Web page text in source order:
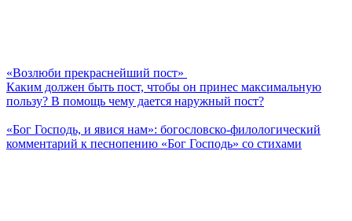
«Возлюби прекраснейший пост»
Каким должен быть пост, чтобы он принес максимальную
пользу? В помощь чему дается наружный пост?
«Бог Господь, и явися нам»: богословско-филологический
комментарий к песнопению «Бог Господь» со стихами